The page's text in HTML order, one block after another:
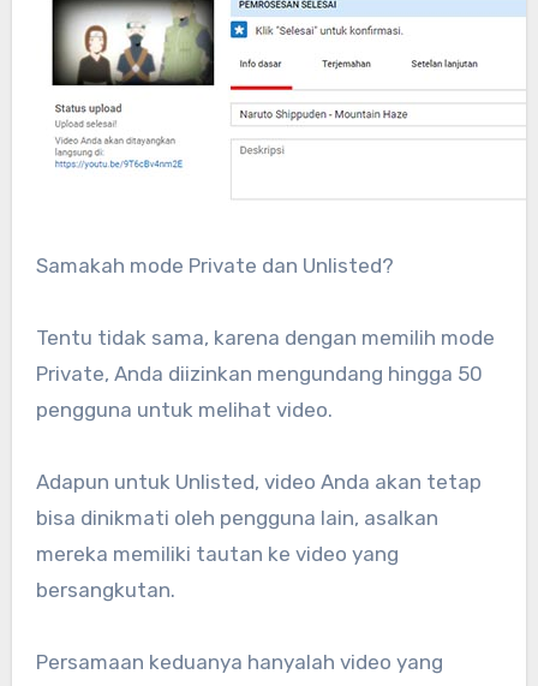
Samakah mode Private dan Unlisted?
Tentu tidak sama, karena dengan memilih mode
Private, Anda diizinkan mengundang hingga 50
pengguna untuk melihat video.
Adapun untuk Unlisted, video Anda akan tetap
bisa dinikmati oleh pengguna lain, asalkan
mereka memiliki tautan ke video yang
bersangkutan.
Persamaan keduanya hanyalah video yang